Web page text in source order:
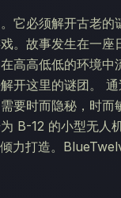
它必须解开古老
。故事发生在一
高高低低的环境
开这里的谜团。
要时而隐秘，时
B-12 的小型无
力打造。